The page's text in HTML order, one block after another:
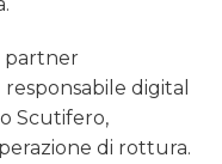
partner
digital
Scutifero,
di rottura.